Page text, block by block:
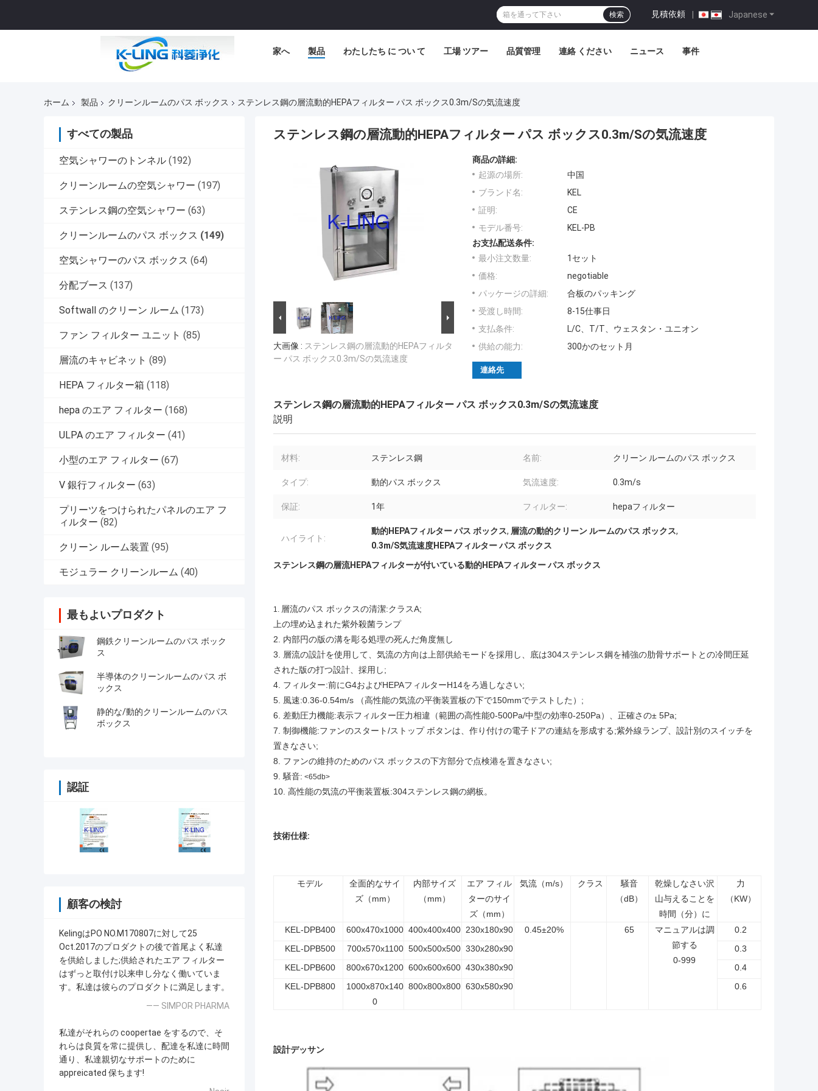
Japanese
見積依頼 |
検索
家へ 製品 わたしたち に つい て 工場 ツアー 品質管理 連絡 ください ニュース 事件
ホーム 製品 クリーンルームのパス ボックス ステンレス鋼の層流動的HEPAフィルター パス ボックス0.3m/Sの気流速度
すべての製品
空気シャワーのトンネル (192)
クリーンルームの空気シャワー (197)
ステンレス鋼の空気シャワー (63)
クリーンルームのパス ボックス (149)
空気シャワーのパス ボックス (64)
分配ブース (137)
Softwall のクリーン ルーム (173)
ファン フィルター ユニット (85)
層流のキャビネット (89)
HEPA フィルター箱 (118)
hepa のエア フィルター (168)
ULPA のエア フィルター (41)
小型のエア フィルター (67)
V 銀行フィルター (63)
プリーツをつけられたパネルのエア フ
ィルター (82)
クリーン ルーム装置 (95)
モジュラー クリーンルーム (40)
最もよいプロダクト
鋼鉄クリーンルームのパス ボック
ス
半導体のクリーンルームのパス ボ
ックス
静的な/動的クリーンルームのパス
ボックス
認証
顧客の検討
KelingはPO NO.M170807に対して25
Oct.2017のプロダクトの後で首尾よく私達
を供給しました;供給されたエア フィルター
はずっと取付け以来申し分なく働いていま
す。私達は彼らのプロダクトに満足します。
—— SIMPOR PHARMA
私達がそれらの coopertae をするので、そ
れらは良質を常に提供し、配達を私達に時間
通り、私達親切なサポートのために
appreicated 保ちます!
ステンレス鋼の層流動的HEPAフィルター パス ボックス0.3m/Sの気流速度
大画像 : ステンレス鋼の層流動的HEPAフィルタ
ー パス ボックス0.3m/Sの気流速度
商品の詳細:
起源の場所:
中国
ブランド名:
KEL
証明:
CE
モデル番号:
KEL-PB
お支払配送条件:
最小注文数量:
1セット
価格:
negotiable
パッケージの詳細:
合板のパッキング
受渡し時間:
8-15仕事日
支払条件:
L/C、T/T、ウェスタン・ユニオン
供給の能力:
300かのセット月
連絡先
ステンレス鋼の層流動的HEPAフィルター パス ボックス0.3m/Sの気流速度
説明
材料: ステンレス鋼 名前: クリーン ルームのパス ボックス
タイプ: 動的パス ボックス 気流速度: 0.3m/s
保証: 1年 フィルター: hepaフィルター
ハイライト:
動的HEPAフィルター パス ボックス, 層流の動的クリーン ルームのパス ボックス,
0.3m/S気流速度HEPAフィルター パス ボックス
ステンレス鋼の層流HEPAフィルターが付いている動的HEPAフィルター パス ボックス
1. 層流のパス ボックスの清潔:クラスA;
上の埋め込まれた紫外殺菌ランプ
2. 内部円の版の溝を彫る処理の死んだ角度無し
3. 層流の設計を使用して、気流の方向は上部供給モードを採用し、底は304ステンレス鋼を補強の肋骨サポートとの冷間圧延
された版の打つ設計、採用し;
4. フィルター:前にG4およびHEPAフィルターH14をろ過しなさい;
5. 風速:0.36-0.54m/s （高性能の気流の平衡装置板の下で150mmでテストした）;
6. 差動圧力機能:表示フィルター圧力相違（範囲の高性能0-500Pa/中型の効率0-250Pa）、正確さの± 5Pa;
7. 制御機能:ファンのスタート/ストップ ボタンは、作り付けの電子ドアの連結を形成する;紫外線ランプ、設計別のスイッチを
置きなさい;
8. ファンの維持のためのパス ボックスの下方部分で点検港を置きなさい;
9. 騒音: <65db>
10. 高性能の気流の平衡装置板:304ステンレス鋼の網板。
技術仕様:
モデル
全面的なサイ
ズ（mm）
内部サイズ
（mm）
エア フィル
ターのサイ
ズ（mm）
気流（m/s） クラス
騒音
（dB）
乾燥しなさい沢
山与えることを
時間（分）に
力
（KW）
KEL-DPB400 600x470x1000 400x400x400 230x180x90 0.45±20% 65
マニュアルは調
節する
0-999
0.2
KEL-DPB500
700x570x1100 500x500x500 330x280x90
0.3
KEL-DPB600
800x670x1200 600x600x600 430x380x90
0.4
KEL-DPB800
1000x870x140
0
800x800x800 630x580x90 0.6
設計デッサン